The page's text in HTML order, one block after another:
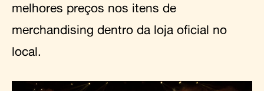
melhores preços nos itens de
merchandising dentro da loja oficial no
local.